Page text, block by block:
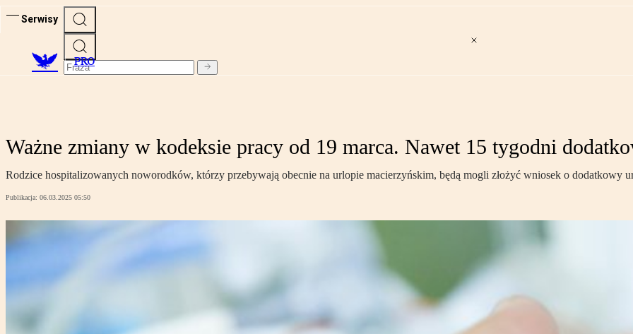
Serwisy
PRO
Ważne zmiany w kodeksie pracy od 19 marca. Nawet 15 tygodni
Rodzice hospitalizowanych noworodków, którzy przebywają obecnie na urlopie macierzyńskim, będą mogli złożyć wniosek o dodatkowy
Publikacja: 06.03.2025 05:50